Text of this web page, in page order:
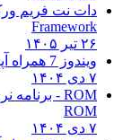
دات نت فریم ورک
Framework
ویندوز 7 همراه آپدیت 7 SP1
ROM - برنامه نرو | ابزار رایت حرفه ای و